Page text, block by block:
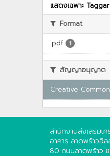
แสดงเฉพาะ
Format
.pdf
1
สัญญาอนุญาต
Creative
สำนักงานส่งเสริมเ
อาคาร ลาดพร้าวฮิ
80 ถนนลาดพร้าว